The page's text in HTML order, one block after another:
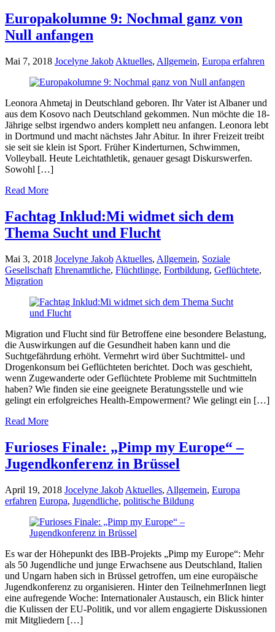
Europakolumne 9: Nochmal ganz von
Null anfangen
Mai 7, 2018 Jocelyne Jakob Aktuelles, Allgemein, Europa erfahren
Leonora Ahmetaj in Deutschland geboren. Ihr Vater ist Albaner und
aus dem Kosovo nach Deutschland gekommen. Nun möchte die 18-
Jährige selbst irgendwo anders komplett neu anfangen. Leonora lebt
in Dortmund und macht nächstes Jahr Abitur. In ihrer Freizeit treibt
sie seit sie klein ist Sport. Früher Kinderturnen, Schwimmen,
Volleyball. Heute Leichtathletik, genauer gesagt Diskurswerfen.
Sowohl […]
Read More
Fachtag Inklud:Mi widmet sich dem
Thema Sucht und Flucht
Mai 3, 2018 Jocelyne Jakob Aktuelles, Allgemein, Soziale
Gesellschaft Ehrenamtliche, Flüchtlinge, Fortbildung, Geflüchtete,
Migration
Migration und Flucht sind für Betroffene eine besondere Belastung,
die Auswirkungen auf die Gesundheit haben kann und die
Suchtgefährdung erhöht. Vermehrt wird über Suchtmittel- und
Drogenkonsum bei Geflüchteten berichtet. Doch was geschieht,
wenn Zugewanderte oder Geflüchtete Probleme mit Suchtmitteln
haben? Wie finden sie eine geeignete Beratungsstelle und wie
gelingt ein erfolgreiches Health-Empowerment? Wie gelingt ein […]
Read More
Furioses Finale: „Pimp my Europe“ –
Jugendkonferenz in Brüssel
April 19, 2018 Jocelyne Jakob Aktuelles, Allgemein, Europa
erfahren Europa, Jugendliche, politische Bildung
Es war der Höhepunkt des IBB-Projekts „Pimp my Europe“: Mehr
als 50 Jugendliche und junge Erwachsene aus Deutschland, Italien
und Ungarn haben sich in Brüssel getroffen, um eine europäische
Jugendkonferenz zu organisieren. Hinter den TeilnehmerInnen liegt
eine aufregende Woche: Internationaler Austausch, ein Blick hinter
die Kulissen der EU-Politik, und vor allem engagierte Diskussionen
mit Mitgliedern […]